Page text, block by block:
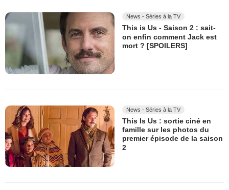
News - Séries à la TV
This is Us - Saison 2 : sait-
on enfin comment Jack est
mort ? [SPOILERS]
News - Séries à la TV
This Is Us : sortie ciné en
famille sur les photos du
premier épisode de la saison
2